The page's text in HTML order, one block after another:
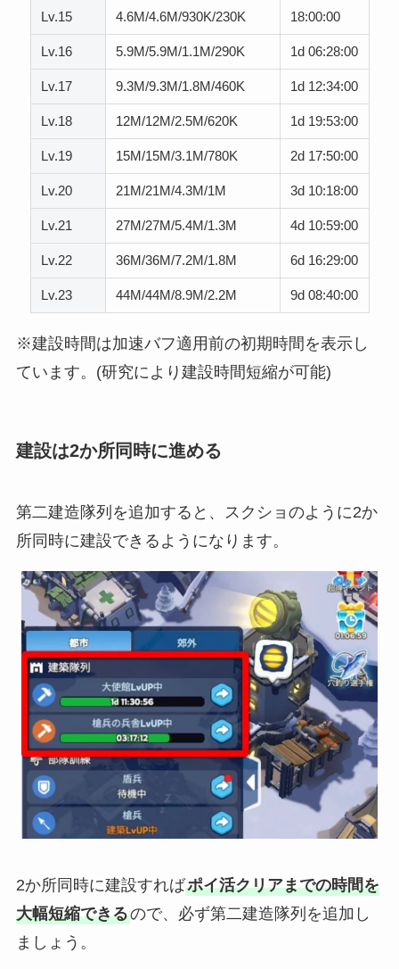
Lv.15 4.6M/4.6M/930K/230K 18:00:00
Lv.16 5.9M/5.9M/1.1M/290K 1d 06:28:00
Lv.17 9.3M/9.3M/1.8M/460K 1d 12:34:00
Lv.18 12M/12M/2.5M/620K 1d 19:53:00
Lv.19 15M/15M/3.1M/780K 2d 17:50:00
Lv.20 21M/21M/4.3M/1M 3d 10:18:00
Lv.21 27M/27M/5.4M/1.3M 4d 10:59:00
Lv.22 36M/36M/7.2M/1.8M 6d 16:29:00
Lv.23 44M/44M/8.9M/2.2M 9d 08:40:00
※建設時間は加速バフ適用前の初期時間を表示し
ています。(研究により建設時間短縮が可能)
建設は2か所同時に進める
第二建造隊列を追加すると、スクショのように2か
所同時に建設できるようになります。
2か所同時に建設すればポイ活クリアまでの時間を
大幅短縮できるので、必ず第二建造隊列を追加し
ましょう。